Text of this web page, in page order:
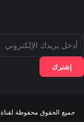
أدخل
بريدك
الإلكتروني
جميع الحقوق محفوظة لقناة و